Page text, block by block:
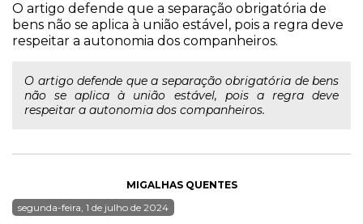
O artigo defende que a separação obrigatória de
bens não se aplica à união estável, pois a regra deve
respeitar a autonomia dos companheiros.
O artigo defende que a separação obrigatória de bens
não se aplica à união estável, pois a regra deve
respeitar a autonomia dos companheiros.
MIGALHAS QUENTES
segunda-feira, 1 de julho de 2024